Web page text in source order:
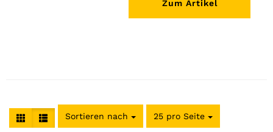
Zum Artikel
Sortieren nach 25 pro Seite
pro Seite